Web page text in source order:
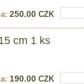
250.00 CZK
cm 1 ks
190.00 CZK